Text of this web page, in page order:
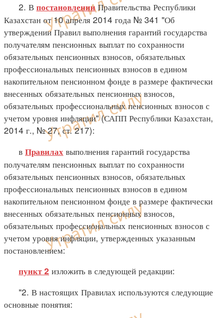
2. В постановленииПравительства Республики
Казахстан от 10 апреля 2014 года № 341 "Об
утверждении Правил выполнения гарантий государства
получателям пенсионных выплат по сохранности
обязательных пенсионных взносов, обязательных
профессиональных пенсионных взносов в едином
накопительном пенсионном фонде в размере фактически
внесенных обязательных пенсионных взносов,
обязательных профессиональных пенсионных взносов с
учетом уровня инфляции" (САПП Республики Казахстан,
2014 г., № 27, ст. 217):
в Правилах выполнения гарантий государства
получателям пенсионных выплат по сохранности
обязательных пенсионных взносов, обязательных
профессиональных пенсионных взносов в едином
накопительном пенсионном фонде в размере фактически
внесенных обязательных пенсионных взносов,
обязательных профессиональных пенсионных взносов с
учетом уровня инфляции, утвержденных указанным
постановлением:
пункт 2 изложить в следующей редакции:
"2. В настоящих Правилах используются следующие
основные понятия: